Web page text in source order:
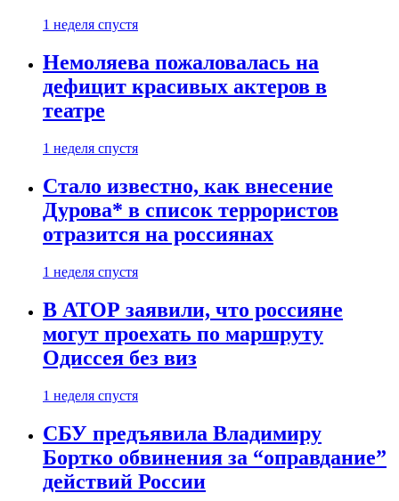
1 неделя спустя
Немоляева пожаловалась на
дефицит красивых актеров в
театре
1 неделя спустя
Стало известно, как внесение
Дурова* в список террористов
отразится на россиянах
1 неделя спустя
В АТОР заявили, что россияне
могут проехать по маршруту
Одиссея без виз
1 неделя спустя
СБУ предъявила Владимиру
Бортко обвинения за “оправдание”
действий России